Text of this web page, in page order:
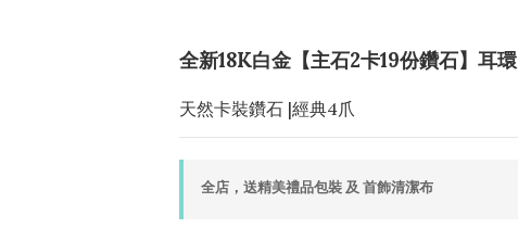
全新18K白金【主石2卡19份鑽石】耳環
天然卡裝鑽石 |經典4爪
全店，送精美禮品包裝 及 首飾清潔布